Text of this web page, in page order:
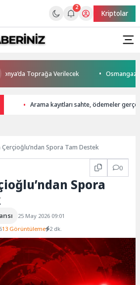
2
Kriptolar
Toprağa Verilecek Osmangazi’de
Arama kayıtları sahte, ödemeler
Çerçioğlu’ndan Spora Tam Destek
0
Spora
25 May 2026 09:01
13 Görüntüleme 2 dk.